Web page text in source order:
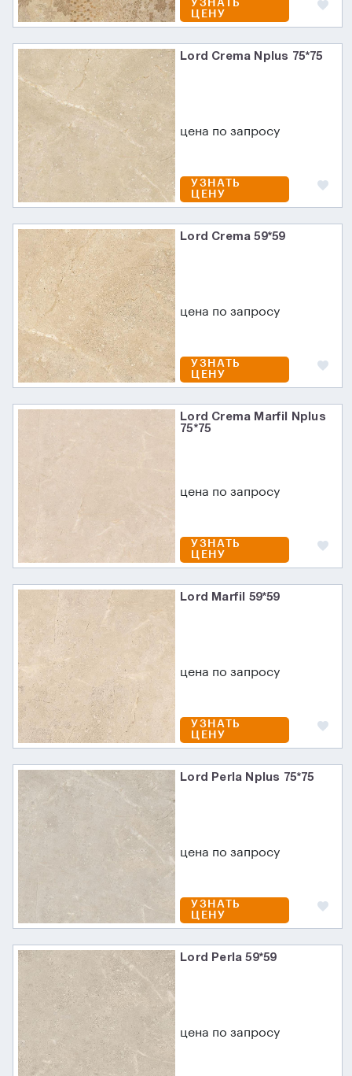
УЗНАТЬ
ЦЕНУ
Lord Crema Nplus 75*75
цена по запросу
УЗНАТЬ
ЦЕНУ
Lord Crema 59*59
цена по запросу
УЗНАТЬ
ЦЕНУ
Lord Crema Marfil Nplus
75*75
цена по запросу
УЗНАТЬ
ЦЕНУ
Lord Marfil 59*59
цена по запросу
УЗНАТЬ
ЦЕНУ
Lord Perla Nplus 75*75
цена по запросу
УЗНАТЬ
ЦЕНУ
Lord Perla 59*59
цена по запросу